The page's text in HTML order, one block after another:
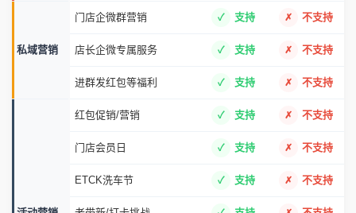
店长企微专属服务 支持 不支持
进群发红包等福利 支持 不支持
红包促销/营销 支持 不支持
门店会员日 支持 不支持
ETCK洗车节 支持 不支持
老带新/打卡挑战 支持 不支持